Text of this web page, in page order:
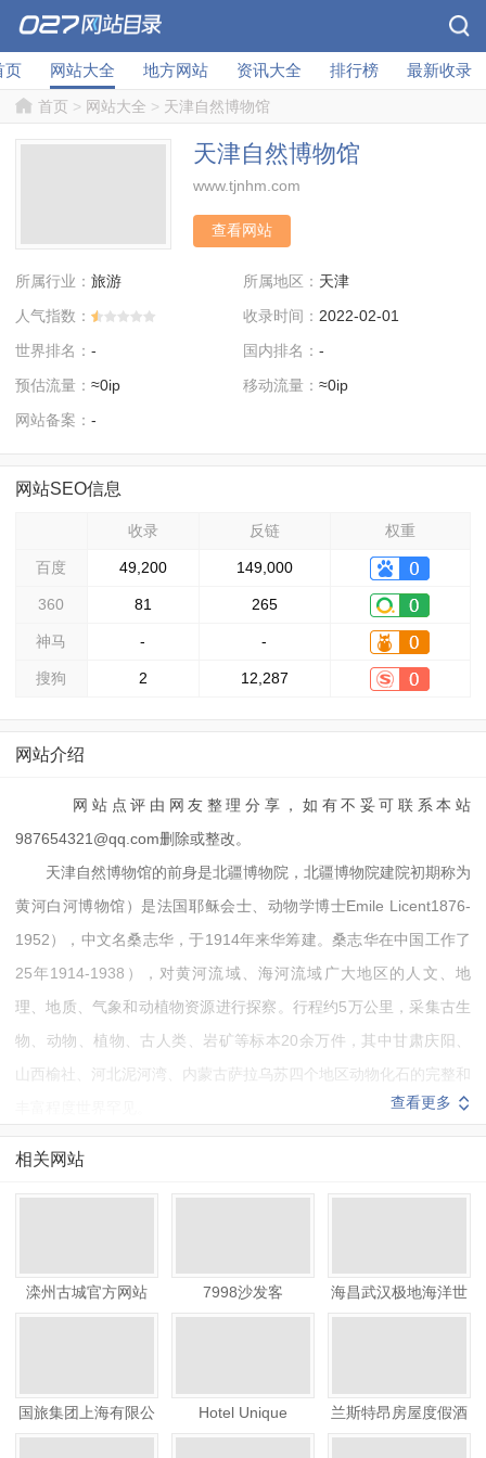
页 网站大全 地方网站 资讯大全 排行榜 最新收录
首页 > 网站大全 > 天津自然博物馆
天津自然博物馆
www.tjnhm.com
查看网站
所属行业： 旅游 所属地区： 天津
人气指数：
收录时间： 2022-02-01
世界排名： - 国内排名： -
预估流量： ≈0ip 移动流量： ≈0ip
网站备案： -
网站SEO信息
收录 反链 权重
百度 49,200 149,000
360 81 265
神马 - -
搜狗 2 12,287
网站介绍
网站点评由网友整理分享，如有不妥可联系本站
987654321@qq.com删除或整改。
天津自然博物馆的前身是北疆博物院，北疆博物院建院初期称为
黄河白河博物馆）是法国耶稣会士、动物学博士Emile Licent1876-
1952），中文名桑志华，于1914年来华筹建。桑志华在中国工作了
25年1914-1938），对黄河流域、海河流域广大地区的人文、地
理、地质、气象和动植物资源进行探察。行程约5万公里，采集古生
物、动物、植物、古人类、岩矿等标本20余万件，其中甘肃庆阳、
山西榆社、河北泥河湾、内蒙古萨拉乌苏四个地区动物化石的完整和
站数据仅供参考，建议大家以爱站数据为准。
查看更多
相关网站
滦州古城官方网站 7998沙发客
海昌武汉极地海洋世
国旅集团上海有限公
Hotel Unique
兰斯特昂房屋度假酒